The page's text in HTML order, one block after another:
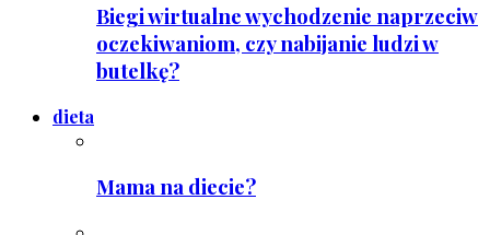
Biegi wirtualne wychodzenie naprzeciw
oczekiwaniom, czy nabijanie ludzi w
butelkę?
dieta
Mama na diecie?